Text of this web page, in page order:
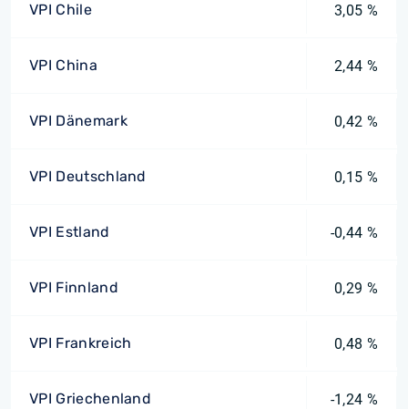
VPI Chile 3,05 %
VPI China 2,44 %
VPI Dänemark 0,42 %
VPI Deutschland 0,15 %
VPI Estland -0,44 %
VPI Finnland 0,29 %
VPI Frankreich 0,48 %
VPI Griechenland -1,24 %